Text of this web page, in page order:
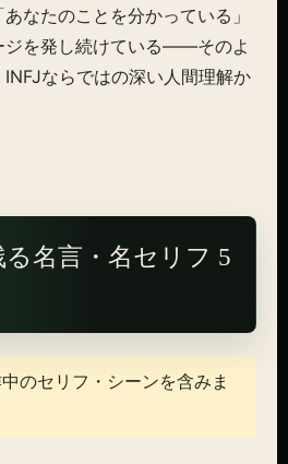
なたのことを分かっている」
ジを発し続けている——そのよ
ならではの深い人間理解か
名言・名セリフ 5
のセリフ・シーンを含みま